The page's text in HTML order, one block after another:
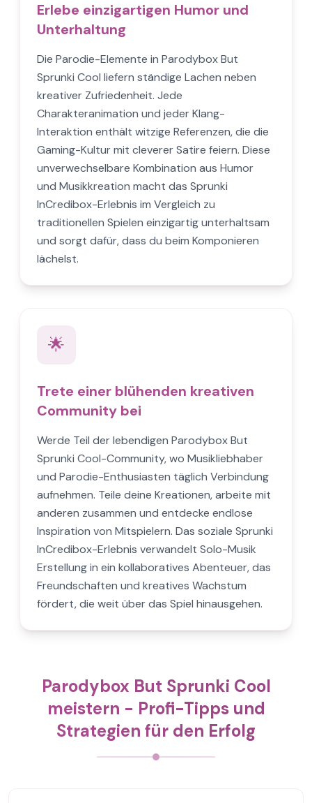
Erlebe einzigartigen Humor und
Unterhaltung
Die Parodie-Elemente in Parodybox But
Sprunki Cool liefern ständige Lachen neben
kreativer Zufriedenheit. Jede
Charakteranimation und jeder Klang-
Interaktion enthält witzige Referenzen, die die
Gaming-Kultur mit cleverer Satire feiern. Diese
unverwechselbare Kombination aus Humor
und Musikkreation macht das Sprunki
InCredibox-Erlebnis im Vergleich zu
traditionellen Spielen einzigartig unterhaltsam
und sorgt dafür, dass du beim Komponieren
lächelst.
🌟
Trete einer blühenden kreativen
Community bei
Werde Teil der lebendigen Parodybox But
Sprunki Cool-Community, wo Musikliebhaber
und Parodie-Enthusiasten täglich Verbindung
aufnehmen. Teile deine Kreationen, arbeite mit
anderen zusammen und entdecke endlose
Inspiration von Mitspielern. Das soziale Sprunki
InCredibox-Erlebnis verwandelt Solo-Musik
Erstellung in ein kollaboratives Abenteuer, das
Freundschaften und kreatives Wachstum
fördert, die weit über das Spiel hinausgehen.
Parodybox But Sprunki Cool
meistern - Profi-Tipps und
Strategien für den Erfolg